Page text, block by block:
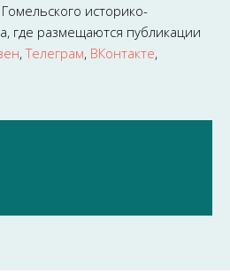
Гомельского историко-
, где размещаются публикации
,Телеграм, ВКонтакте,